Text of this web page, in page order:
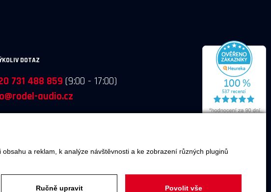
a reklam, k analýze návštěvnosti a ke zobrazení různých pluginů
Ručně upravit Povolit vše
DOTAZ
731 488 859 (9:00 - 17:00)
audio.cz